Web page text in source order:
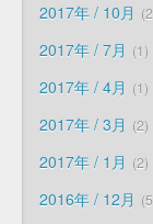
2017年 / 10月 2
2017年 / 7月 1
2017年 / 4月 1
2017年 / 3月 2
2017年 / 1月 2
2016年 / 12月 5